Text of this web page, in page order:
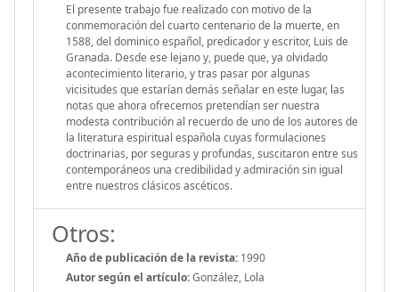
El presente trabajo fue realizado con motivo de la
conmemoración del cuarto centenario de la muerte, en
1588, del dominico español, predicador y escritor, Luis de
Granada. Desde ese lejano y, puede que, ya olvidado
acontecimiento literario, y tras pasar por algunas
vicisitudes que estarían demás señalar en este lugar, las
notas que ahora ofrecemos pretendían ser nuestra
modesta contribución al recuerdo de uno de los autores de
la literatura espiritual española cuyas formulaciones
doctrinarias, por seguras y profundas, suscitaron entre sus
contemporáneos una credibilidad y admiración sin igual
entre nuestros clásicos ascéticos.
Otros:
Año de publicación de la revista: 1990
Autor según el artículo:González, Lola